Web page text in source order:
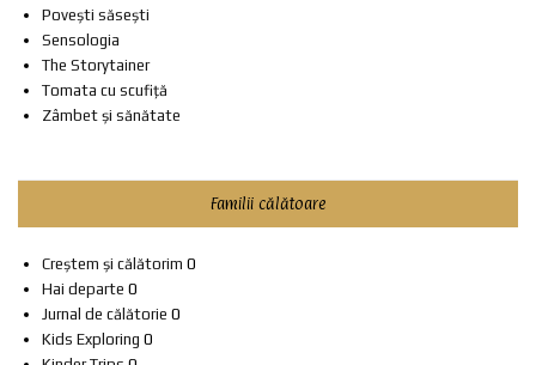
Povești săsești
Sensologia
The Storytainer
Tomata cu scufiță
Zâmbet și sănătate
Familii călătoare
Creștem și călătorim 0
Hai departe 0
Jurnal de călătorie 0
Kids Exploring 0